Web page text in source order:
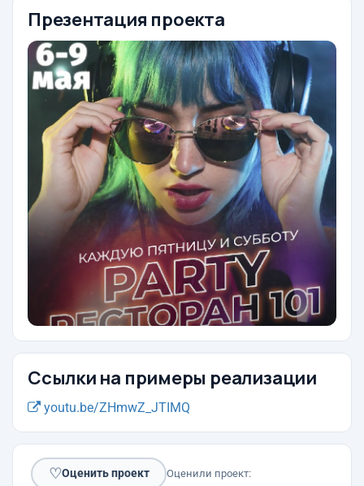
Презентация проекта
Ссылки на примеры реализации
youtu.be/ZHmwZ_JTIMQ
♡Оценить проект Оценили проект: